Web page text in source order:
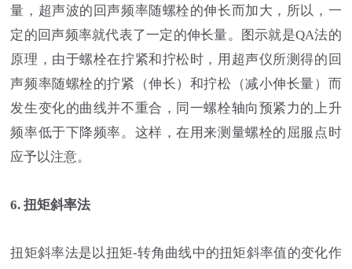
量，超声波的回声频率随螺栓的伸长而加大，所以，一
定的回声频率就代表了一定的伸长量。图示就是QA法的
原理，由于螺栓在拧紧和拧松时，用超声仪所测得的回
声频率随螺栓的拧紧（伸长）和拧松（减小伸长量）而
发生变化的曲线并不重合，同一螺栓轴向预紧力的上升
频率低于下降频率。这样，在用来测量螺栓的屈服点时
应予以注意。
6. 扭矩斜率法
扭矩斜率法是以扭矩-转角曲线中的扭矩斜率值的变化作